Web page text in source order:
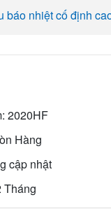
báo nhiệt cố định
2020HF
Hàng
cập nhật
Tháng